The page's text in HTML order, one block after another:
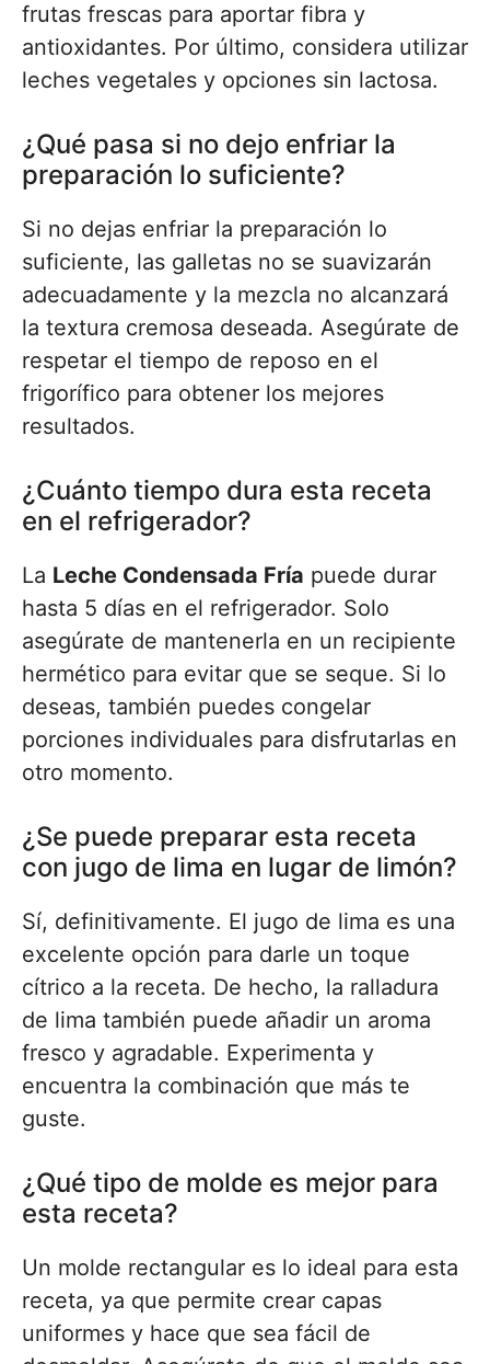
frutas frescas para aportar fibra y
antioxidantes. Por último, considera utilizar
leches vegetales y opciones sin lactosa.
¿Qué pasa si no dejo enfriar la
preparación lo suficiente?
Si no dejas enfriar la preparación lo
suficiente, las galletas no se suavizarán
adecuadamente y la mezcla no alcanzará
la textura cremosa deseada. Asegúrate de
respetar el tiempo de reposo en el
frigorífico para obtener los mejores
resultados.
¿Cuánto tiempo dura esta receta
en el refrigerador?
La Leche Condensada Fría puede durar
hasta 5 días en el refrigerador. Solo
asegúrate de mantenerla en un recipiente
hermético para evitar que se seque. Si lo
deseas, también puedes congelar
porciones individuales para disfrutarlas en
otro momento.
¿Se puede preparar esta receta
con jugo de lima en lugar de limón?
Sí, definitivamente. El jugo de lima es una
excelente opción para darle un toque
cítrico a la receta. De hecho, la ralladura
de lima también puede añadir un aroma
fresco y agradable. Experimenta y
encuentra la combinación que más te
guste.
¿Qué tipo de molde es mejor para
esta receta?
Un molde rectangular es lo ideal para esta
receta, ya que permite crear capas
uniformes y hace que sea fácil de